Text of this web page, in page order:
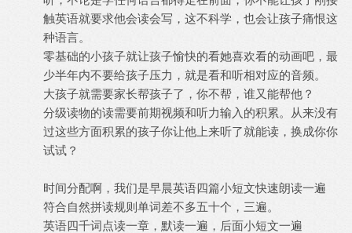
触英语就要求他会读会写，这不科学，也会让孩子痛恨这
种语言。
零基础的小孩子就让孩子愉快的看她喜欢看的动画吧，最
少半年内不要给孩子压力，就是看和听相对应的音频。
大孩子就需要家长帮孩子了，你不帮，谁又能帮他？
分级读物的读需要前期视频和听力输入的积累。从来没有
过这些方面积累的孩子你让他上来听了就能读，换成你你
试试？
时间分配啊，我们是早晨英语四篇小短文快速朗读一遍
符合自然拼读规则单词差不多五十个，三遍。
英语四千词点读一章，默读一遍，后面小短文一遍